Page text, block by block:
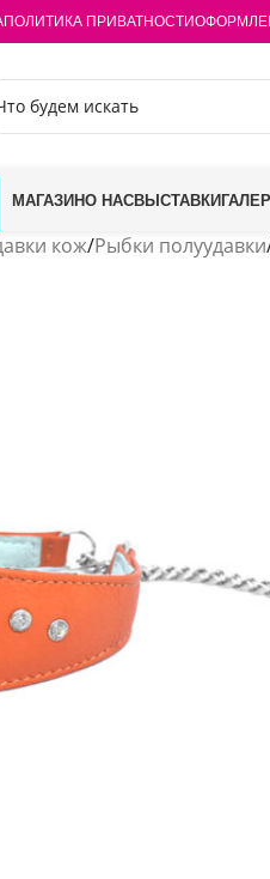
ПОЛИТИКА ПРИВАТНОСТИ
МАГАЗИНО НАСВЫСТАВКИ
кож/Рыбки полуудавки